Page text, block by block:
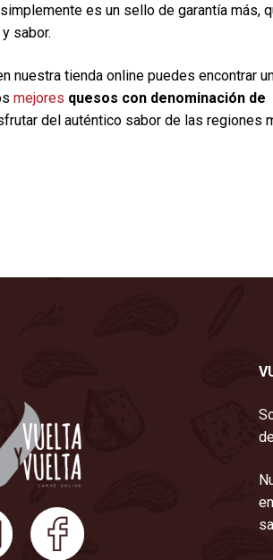
es un sello de garantía más,
sabor.
nuestra tienda online puedes encontrar
mejores quesos con denominación de
del auténtico sabor de las regiones